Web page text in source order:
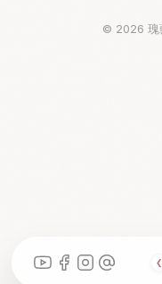
© 2026 瑰
❮
珠寶設計創業